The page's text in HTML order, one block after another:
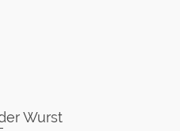
Wurst